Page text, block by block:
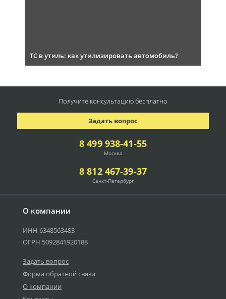
ТС в утиль: как утилизировать автомобиль?
О компании
ИНН 6348563483
ОГРН 5092841920188
Задать вопрос
Форма обратной связи
О компании
8 499 938-41-55
Москва
8 812 467-39-37
Санкт-Петербург
Задать вопрос
Получите консультациюбесплатно